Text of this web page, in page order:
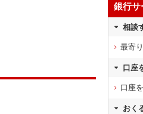
銀行サ
相談
最寄
口座
口座
おく